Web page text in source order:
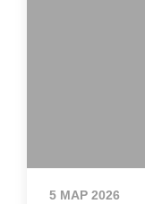
5 МАР 2026